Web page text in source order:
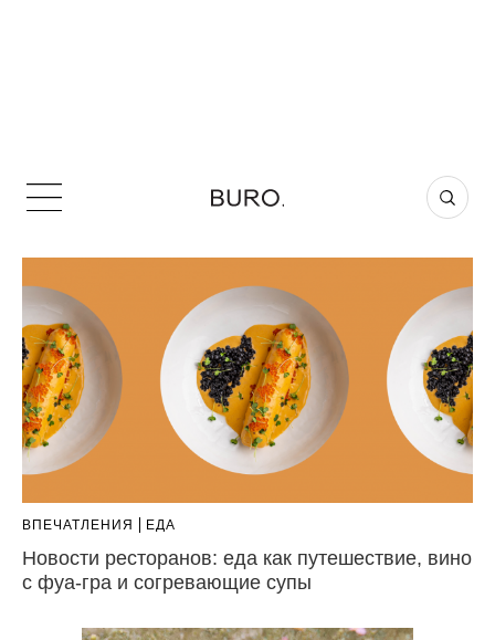
ВПЕЧАТЛЕНИЯ ЕДА
Новости ресторанов: еда как путешествие, вино
с фуа-гра и согревающие супы